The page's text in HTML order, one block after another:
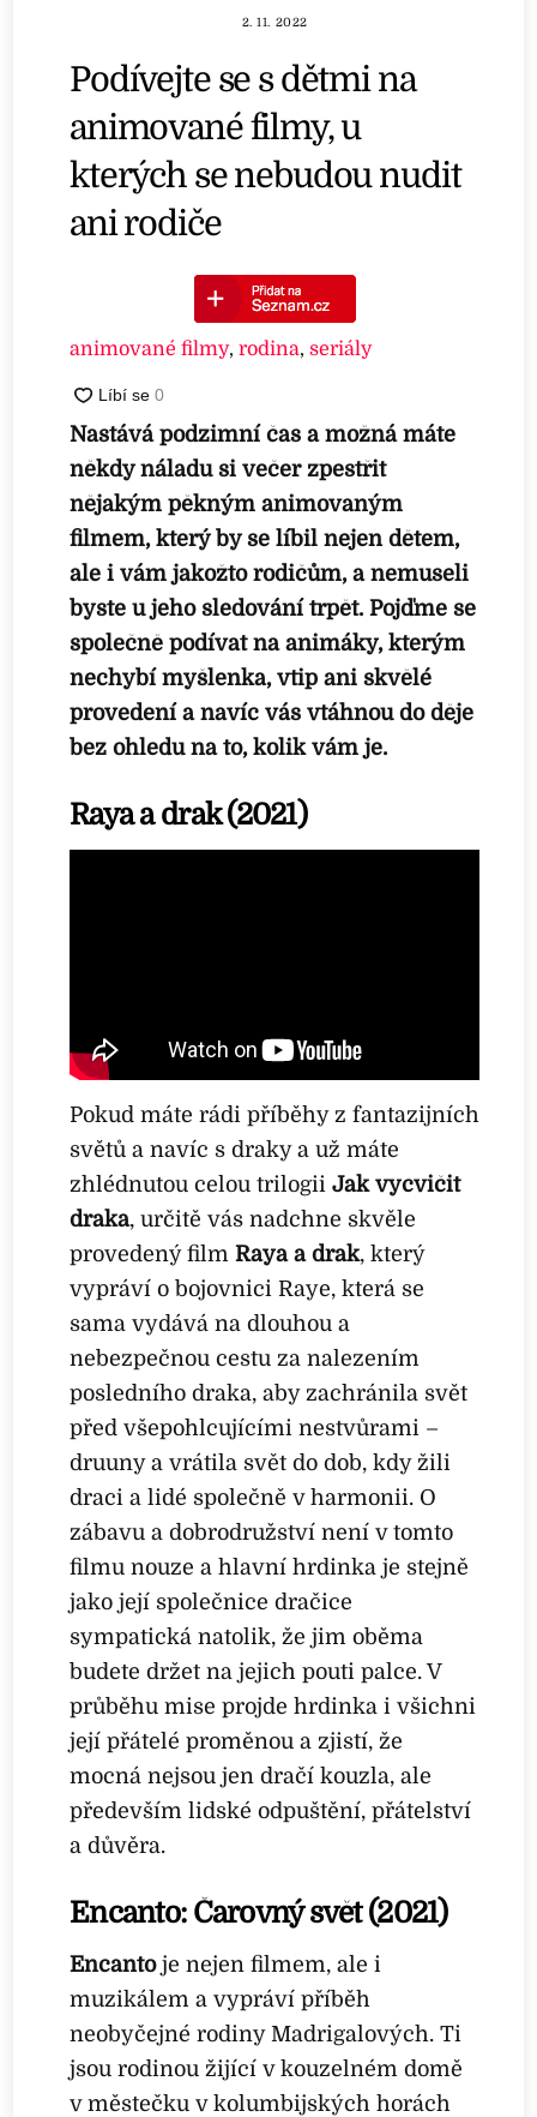
2. 11. 2022
Podívejte se s dětmi na
animované filmy, u
kterých se nebudou nudit
ani rodiče
animované filmy,rodina,seriály
Nastává podzimní čas a možná máte
někdy náladu si večer zpestřit
nějakým pěkným animovaným
filmem, který by se líbil nejen dětem,
ale i vám jakožto rodičům, a nemuseli
byste u jeho sledování trpět. Pojďme se
společně podívat na animáky, kterým
nechybí myšlenka, vtip ani skvělé
provedení a navíc vás vtáhnou do děje
bez ohledu na to, kolik vám je.
Raya a drak (2021)
Pokud máte rádi příběhy z fantazijních
světů a navíc s draky a už máte
zhlédnutou celou trilogiiJak vycvičit
draka, určitě vás nadchne skvěle
provedený filmRaya a drak, který
vypráví o bojovnici Raye, která se
sama vydává na dlouhou a
nebezpečnou cestu za nalezením
posledního draka, aby zachránila svět
před všepohlcujícími nestvůrami –
druuny a vrátila svět do dob, kdy žili
draci a lidé společně v harmonii. O
zábavu a dobrodružství není v tomto
filmu nouze a hlavní hrdinka je stejně
jako její společnice dračice
sympatická natolik, že jim oběma
budete držet na jejich pouti palce. V
průběhu mise projde hrdinka i všichni
její přátelé proměnou a zjistí, že
mocná nejsou jen dračí kouzla, ale
především lidské odpuštění, přátelství
a důvěra.
Encanto: Čarovný svět (2021)
Encantoje nejen filmem, ale i
muzikálem a vypráví příběh
neobyčejné rodiny Madrigalových. Ti
jsou rodinou žijící v kouzelném domě
v městečku v kolumbijských horách